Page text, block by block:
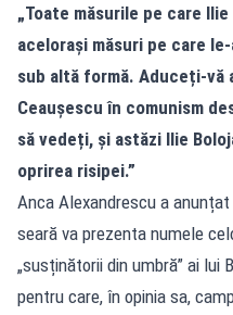
„Toate măsurile pe care
acelorași măsuri pe care
sub altă formă. Aduceți-vă
Ceaușescu în comunism
să vedeți, și astăzi Ilie
oprirea risipei.”
Anca Alexandrescu a
seară va prezenta numele
„susținătorii din umbră” ai lui
pentru care, în opinia sa,